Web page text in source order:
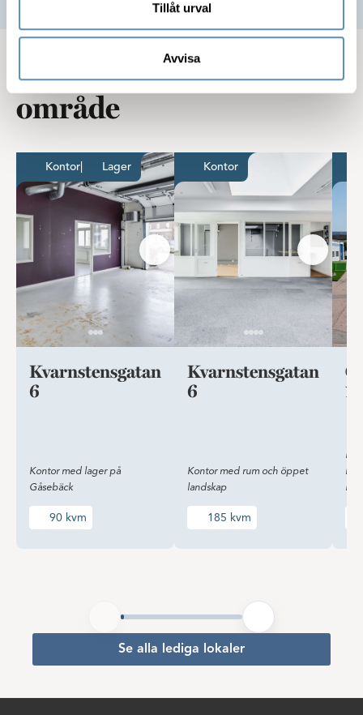
Tillåt urval
Avvisa
Lediga lokaler i samma
område
Kontor med lager på Gåsebäck
Kontor Lager
Kvarnstensgatan
6
Kontor med lager på
Gåsebäck
90 kvm
Kontor med rum
Kontor
Kvarnstensgatan
6
Kontor med rum och öppet
landskap
185 kvm
15
Se alla lediga lokaler